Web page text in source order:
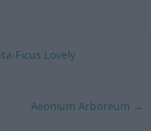
Ficus Lovely
Aeonium Arboreum →